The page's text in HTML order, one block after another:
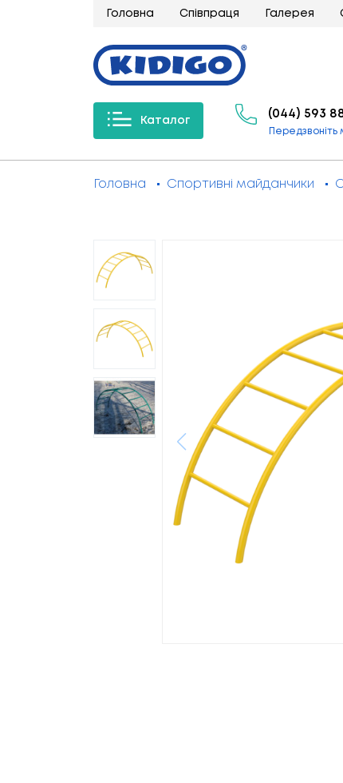
Головна Співпраця Галерея
Каталог
(044) 593
Передзвоніть
Головна Спортивні майданчики